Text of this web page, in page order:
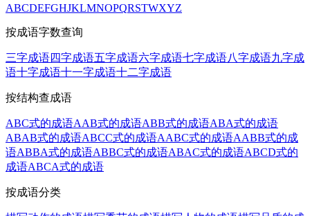
ABCDEFGHJKLMNOPQRSTWXYZ
按成语字数查询
三字成语四字成语五字成语六字成语七字成语八字成语九字成
语十字成语十一字成语十二字成语
按结构查成语
ABC式的成语AAB式的成语ABB式的成语ABA式的成语
ABAB式的成语ABCC式的成语AABC式的成语AABB式的成
语ABBA式的成语ABBC式的成语ABAC式的成语ABCD式的
成语ABCA式的成语
按成语分类